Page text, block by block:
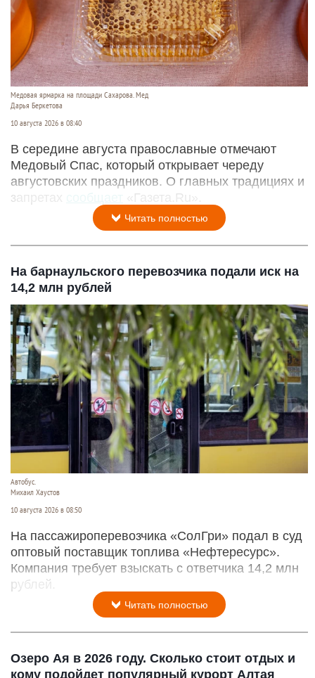
Медовая ярмарка на площади Сахарова. Мед
Дарья Беркетова
10 августа 2026 в 08:40
В середине августа православные отмечают
Медовый Спас, который открывает череду
августовских праздников. О главных традициях и
запретах
сообщает «Газета.Ru».
Читать полностью
На барнаульского перевозчика подали иск на
14,2 млн рублей
Автобус.
Михаил Хаустов
10 августа 2026 в 08:50
На пассажироперевозчика «СолГри» подал в суд
оптовый поставщик топлива «Нефтересурс».
Компания требует взыскать с ответчика 14,2 млн
рублей.
Читать полностью
Озеро Ая в 2026 году. Сколько стоит отдых и
кому подойдет популярный курорт Алтая